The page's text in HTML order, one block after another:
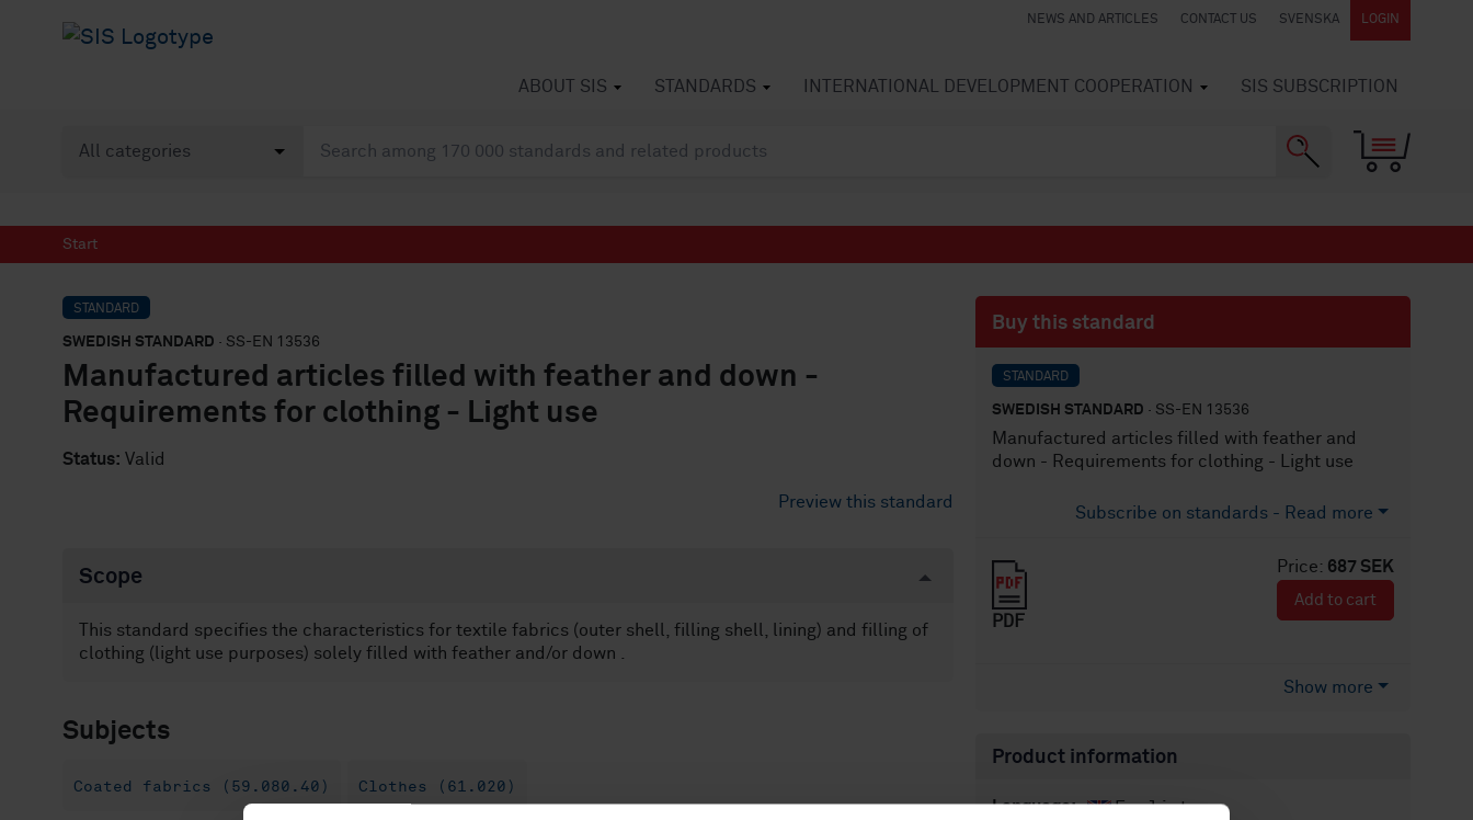
NEWS AND ARTICLES CONTACT US SVENSKA LOGIN
ABOUT SIS STANDARDS INTERNATIONAL DEVELOPMENT COOPERATION SIS SUBSCRIPTION
Start
STANDARD
SWEDISH STANDARD · SS-EN 13536
Manufactured articles filled with feather and down -
Requirements for clothing - Light use
Status: Valid
Preview this standard
Scope
This standard specifies the characteristics for textile fabrics (outer shell, filling shell, lining) and filling of
clothing (light use purposes) solely filled with feather and/or down .
Subjects
Coated fabrics (59.080.40) Clothes (61.020)
Buy this standard
STANDARD
SWEDISH STANDARD · SS-EN 13536
Manufactured articles filled with feather and
down - Requirements for clothing - Light use
Subscribe on standards - Read more
Price: 687 SEK
PDF
Add to cart
Show more
Product information
Language: English